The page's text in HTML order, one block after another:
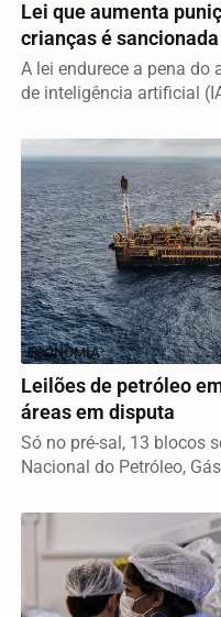
Lei que aumenta
crianças é sancionada
A lei endurece a pena
de inteligência artificial
ECONOMIA
Leilões de petróleo
áreas em disputa
Só no pré-sal, 13 blocos
Nacional do Petróleo,